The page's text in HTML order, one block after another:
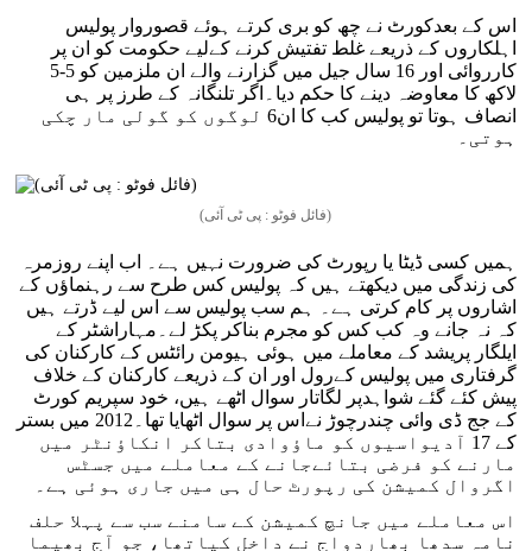
اس کے بعدکورٹ نے چھ کو بری کرتے ہوئے قصوروار پولیس
اہلکاروں کے ذریعے غلط تفتیش کرنے کےلیے حکومت کو ان پر
کارروائی اور 16 سال جیل میں گزارنے والے ان ملزمین کو 5-5
لاکھ کا معاوضہ دینے کا حکم دیا۔اگر تلنگانہ کے طرز پر ہی
انصاف ہوتا تو پولیس کب کا ان6 لوگوں کو گولی مار چکی
ہوتی۔
(فائل فوٹو : پی ٹی آئی)
ہمیں کسی ڈیٹا یا رپورٹ کی ضرورت نہیں ہے۔ اب اپنے روزمرہ
کی زندگی میں دیکھتے ہیں کہ پولیس کس طرح سے رہنماؤں کے
اشاروں پر کام کرتی ہے۔ ہم سب پولیس سے اس لیے ڈرتے ہیں
کہ نہ جانے وہ کب کس کو مجرم بناکر پکڑ لے۔مہاراشٹر کے
ایلگار پریشد کے معاملے میں ہوئی ہیومن رائٹس کے کارکنان کی
گرفتاری میں پولیس کےرول اور ان کے ذریعے کارکنان کے خلاف
پیش کئے گئے شواہدپر لگاتار سوال اٹھے ہیں، خود سپریم کورٹ
کے جج ڈی وائی چندرچوڑ نےاس پر سوال اٹھایا تھا۔2012 میں بستر
کے 17 آدیواسیوں کو ماؤوادی بتاکر انکاؤنٹر میں
مارنے کو فرضی بتائےجانے کے معاملے میں جسٹس
اگروال کمیشن کی رپورٹ حال ہی میں جاری ہوئی ہے۔
اس معاملے میں جانچ کمیشن کے سامنے سب سے پہلا حلف
نامہ سدھا بھاردواج نے داخل کیاتھا، جو آج بھیما